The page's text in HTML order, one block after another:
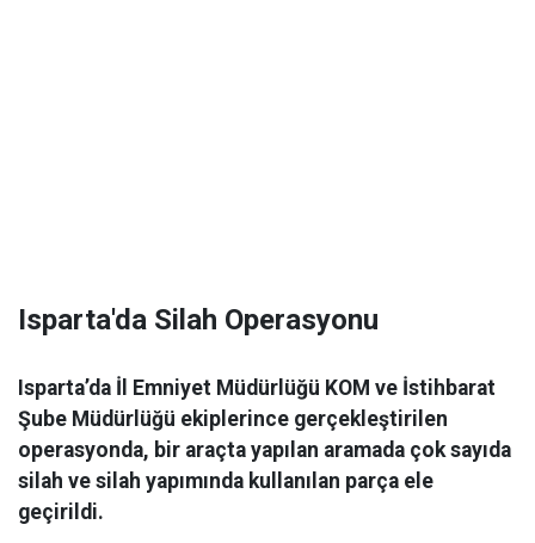
Isparta'da Silah Operasyonu
Isparta’da İl Emniyet Müdürlüğü KOM ve İstihbarat
Şube Müdürlüğü ekiplerince gerçekleştirilen
operasyonda, bir araçta yapılan aramada çok sayıda
silah ve silah yapımında kullanılan parça ele
geçirildi.